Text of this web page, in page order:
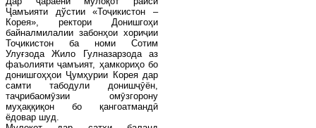
Ҷамъияти дўстии «Тоҷикистон –
Корея», ректори Донишгоҳи
байналмилалии забонҳои хориҷии
Тоҷикистон ба номи Сотим
Улуғзода Жило Гулназарзода аз
фаъолияти ҷамъият, ҳамкориҳо бо
донишгоҳҳои Ҷумҳурии Корея дар
самти табодули донишҷӯён,
таҷрибаомӯзии омӯзгорону
муҳаққиқон бо қангоатмандӣ
ёдовар шуд.